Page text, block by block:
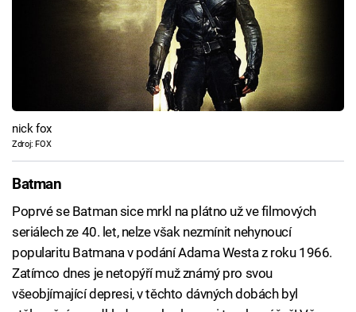
nick fox
Zdroj: FOX
Batman
Poprvé se Batman sice mrkl na plátno už ve filmových
seriálech ze 40. let, nelze však nezmínit nehynoucí
popularitu Batmana v podání Adama Westa z roku 1966.
Zatímco dnes je netopýří muž známý pro svou
všeobjímající depresi, v těchto dávných dobách byl